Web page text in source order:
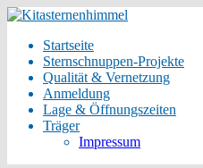
Startseite
Sternschnuppen-Projekte
Qualität & Vernetzung
Anmeldung
Lage & Öffnungszeiten
Träger
Impressum